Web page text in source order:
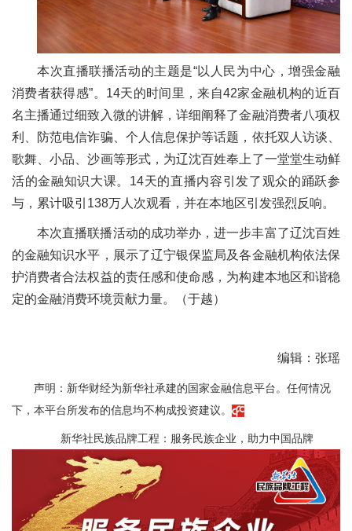
本次直播联播活动的主题是“以人民为中心，增强金融
消费者获得感”。14天的时间里，来自42家金融机构的近百
名主播通过细致入微的讲解，详细阐释了金融消费者八项权
利、防范电信诈骗、个人信息保护等话题，依托双人访谈、
歌舞、小品、沙画等形式，为辽沈百姓奉上了一堂堂生动鲜
活的金融知识大课。14天的直播内容引发了观众的踊跃参
与，累计吸引138万人次观看，并在本地区引发强烈反响。
本次直播联播活动的成功举办，进一步丰富了辽沈百姓
的金融知识水平，展示了辽宁银保监局及各金融机构依法保
护消费者合法权益的责任感和使命感，为构建本地区和谐稳
定的金融消费环境贡献力量。（于越）
编辑：张瑶
声明：新华财经为新华社承建的国家金融信息平台。任何情况
下，本平台所发布的信息均不构成投资建议。
新华社民族品牌工程：服务民族企业，助力中国品牌